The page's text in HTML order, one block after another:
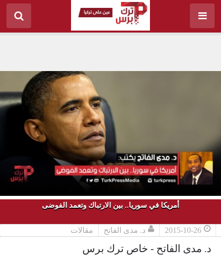
أمريكا في سوريا.. بين الارتباك وتعمد الفوضى
2015-10-26 د. مدى الفاتح مقالات
د. مدى الفاتح - خاص ترك برس